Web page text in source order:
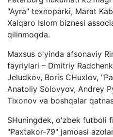
"Ayra" texnoparki, Marat
Xalqaro Islom biznesi
qilinmoqda.
Maxsus o'yinda afsonaviy
fayriylari – Dmitriy
Jeludkov, Boris CHuxlov,
Anatoliy Solovyov, Andrey
Tixonov va boshqalar
SHuningdek, o'zbek futboli
"Paxtakor-79" jamoasi